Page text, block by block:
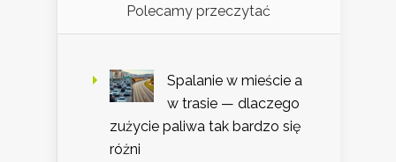
Polecamy przeczytać
Spalanie w mieście a
w trasie — dlaczego
zużycie paliwa tak bardzo się
różni